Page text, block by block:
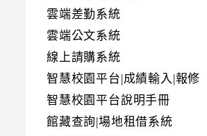
雲端差勤系統
雲端公文系統
線上請購系統
智慧校園平台|成績輸入|報修
智慧校園平台說明手冊
館藏查詢|場地租借系統